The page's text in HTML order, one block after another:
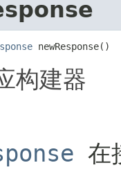
newResponse()
构建器
在